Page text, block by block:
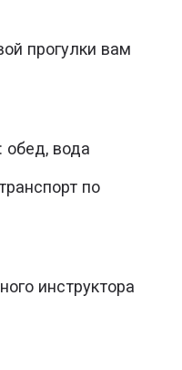
прогулки вам
обед, вода
по
инструктора